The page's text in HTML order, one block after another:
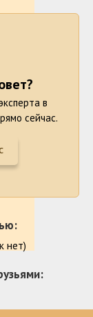
в
сейчас.
нет)